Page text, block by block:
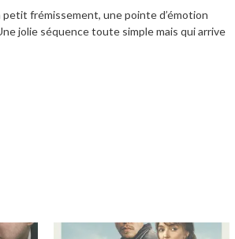
frémissement, une pointe d’émotion
jolie séquence toute simple mais qui arrive